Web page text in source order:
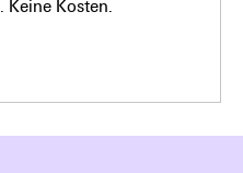
Kosten.